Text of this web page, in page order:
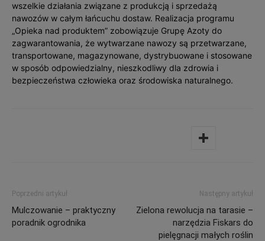
wszelkie działania związane z produkcją i sprzedażą
nawozów w całym łańcuchu dostaw. Realizacja programu
„Opieka nad produktem” zobowiązuje Grupę Azoty do
zagwarantowania, że wytwarzane nawozy są przetwarzane,
transportowane, magazynowane, dystrybuowane i stosowane
w sposób odpowiedzialny, nieszkodliwy dla zdrowia i
bezpieczeństwa człowieka oraz środowiska naturalnego.
Poprzedni artykuł
Mulczowanie – praktyczny
poradnik ogrodnika
Następny artykuł
Zielona rewolucja na tarasie –
narzędzia Fiskars do
pielęgnacji małych roślin